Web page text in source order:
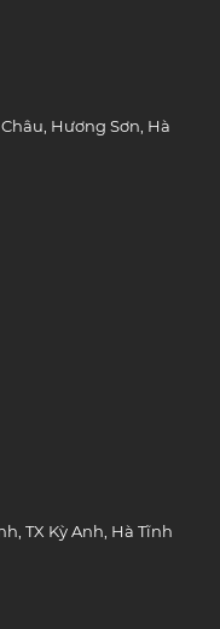
Hương Sơn, Hà
TX Kỳ Anh, Hà Tĩnh